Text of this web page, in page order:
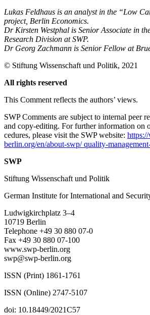
Lukas Feldhaus is an analyst in the “Low
project, Berlin Economics.
Dr Kirsten Westphal is Senior Associate in
Research Division at SWP.
Dr Georg Zachmann is Senior Fellow at
© Stiftung Wissenschaft und Politik, 2021
All rights reserved
This Comment reflects the authors’ views.
SWP Comments are subject to internal peer
and copy-editing. For further information
cedures, please visit the SWP website:
berlin.org/en/about-swp/ quality-
SWP
Stiftung Wissenschaft und Politik
German Institute for International and
Ludwigkirchplatz 3–4
10719 Berlin
Telephone +49 30 880 07-0
Fax +49 30 880 07-100
www.swp-berlin.org
swp@swp-berlin.org
ISSN (Print) 1861-1761
ISSN (Online) 2747-5107
doi: 10.18449/2021C57